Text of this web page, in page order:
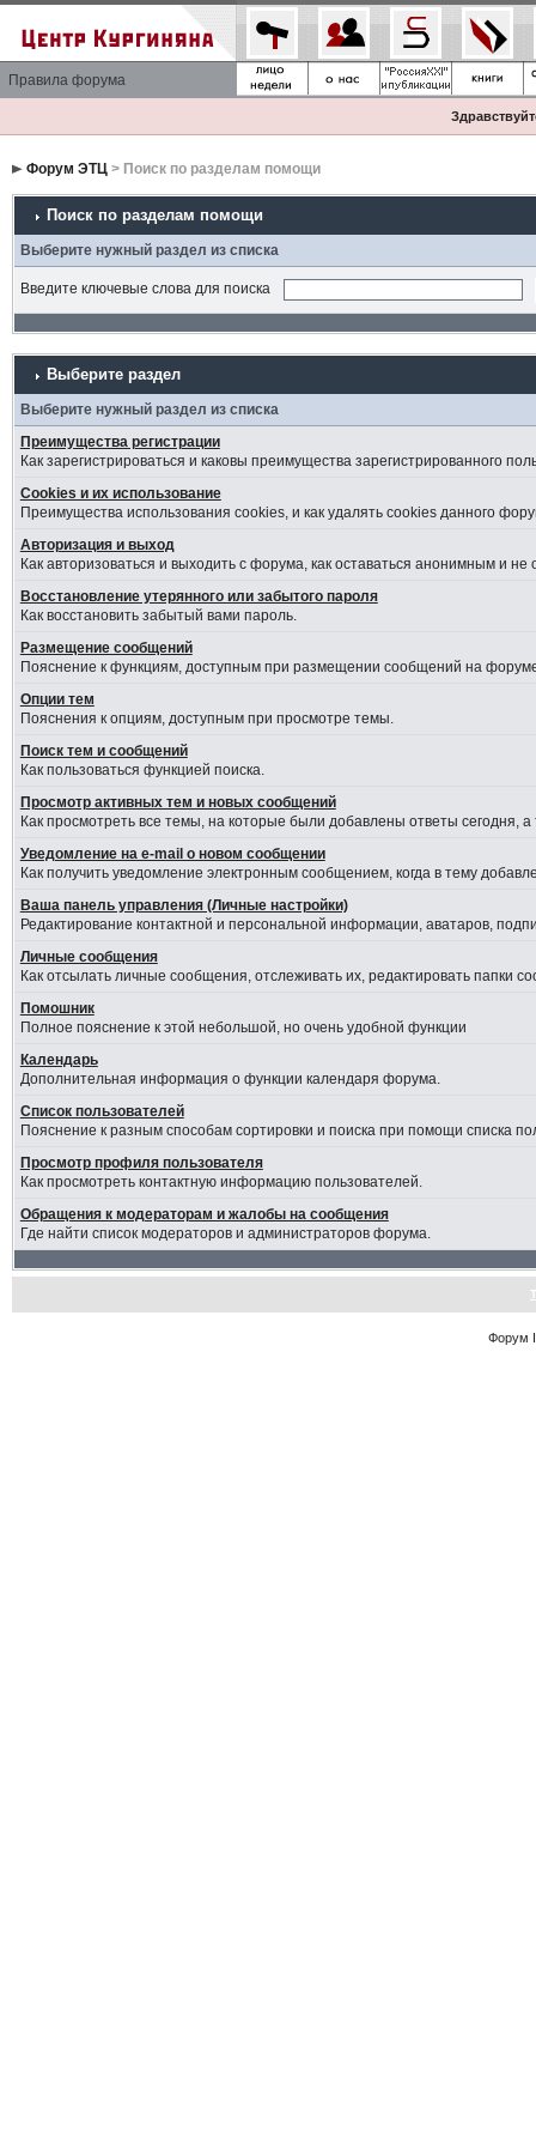
Правила форума
Форум ЭТЦ> Поиск по разделам помощи
Поиск по разделам помощи
Выберите нужный раздел из списка
Введите ключевые слова для поиска
Выберите раздел
Выберите нужный раздел из списка
Преимущества регистрации
Как зарегистрироваться и каковы преимущества зарегистрированного
Cookies и их использование
Преимущества использования cookies, и как удалять cookies данного
Авторизация и выход
Как авторизоваться и выходить с форума, как оставаться анонимным и
Восстановление утерянного или забытого пароля
Как восстановить забытый вами пароль.
Размещение сообщений
Пояснение к функциям, доступным при размещении сообщений на
Опции тем
Пояснения к опциям, доступным при просмотре темы.
Поиск тем и сообщений
Как пользоваться функцией поиска.
Просмотр активных тем и новых сообщений
Как просмотреть все темы, на которые были добавлены ответы сегодня,
Уведомление на е-mail о новом сообщении
Как получить уведомление электронным сообщением, когда в тему
Ваша панель управления (Личные настройки)
Редактирование контактной и персональной информации, аватаров,
Личные сообщения
Как отсылать личные сообщения, отслеживать их, редактировать папки
Помошник
Полное пояснение к этой небольшой, но очень удобной функции
Календарь
Дополнительная информация о функции календаря форума.
Список пользователей
Пояснение к разным способам сортировки и поиска при помощи списка
Просмотр профиля пользователя
Как просмотреть контактную информацию пользователей.
Обращения к модераторам и жалобы на сообщения
Где найти список модераторов и администраторов форума.
Форум